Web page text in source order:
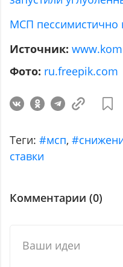
МСП пессимистично
Источник:
Фото: ru.freepik.com
Теги: #мсп,
ставки
Комментарии (0)